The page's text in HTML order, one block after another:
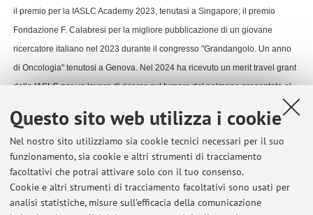
Questo sito web utilizza i cookie
Nel nostro sito utilizziamo sia cookie tecnici necessari per il suo
funzionamento, sia cookie e altri strumenti di tracciamento
facoltativi che potrai attivare solo con il tuo consenso.
Cookie e altri strumenti di tracciamento facoltativi sono usati per
analisi statistiche, misure sull'efficacia della comunicazione
il premio per la IASLC Academy 2023, tenutasi a Singapore; il premio
Fondazione F. Calabresi per la migliore pubblicazione di un giovane
ricercatore italiano nel 2023 durante il congresso "Grandangolo. Un anno
di Oncologia" tenutosi a Genova. Nel 2024 ha ricevuto un merit travel grant
dalla IASLC per un lavoro di ricerca sul tumore del polmone presentato al
congresso European Lung Cancer Congress (ELCC). Nel 2025 e nel 2026
ha ricevuto altri due Educational Awards dalla IASLC per lavori di ricerca
sul tumore polmonare presentati al Congresso "Targeted Therapies of Lung
Cancer". Nel 2026 ha ricevuto un riconoscimento per l'eccellenza italiana
40 Under 40 in Cancer Award dall'Association for Value-Based Cancer